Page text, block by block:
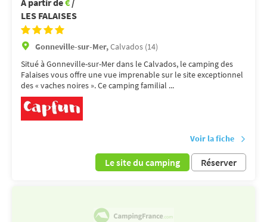
LES FALAISES
Gonneville-sur-Mer,Calvados (14)
Situé à Gonneville-sur-Mer dans le Calvados, le camping des
Falaises vous offre une vue imprenable sur le site exceptionnel
des « vaches noires ». Ce camping familial ...
Voir la fiche
Le site du camping Réserver